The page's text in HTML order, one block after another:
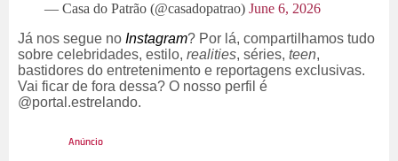
— Casa do Patrão (@casadopatrao) June 6, 2026
Já nos segue no Instagram? Por lá, compartilhamos tudo
sobre celebridades, estilo, realities, séries, teen,
bastidores do entretenimento e reportagens exclusivas.
Vai ficar de fora dessa? O nosso perfil é
@portal.estrelando.